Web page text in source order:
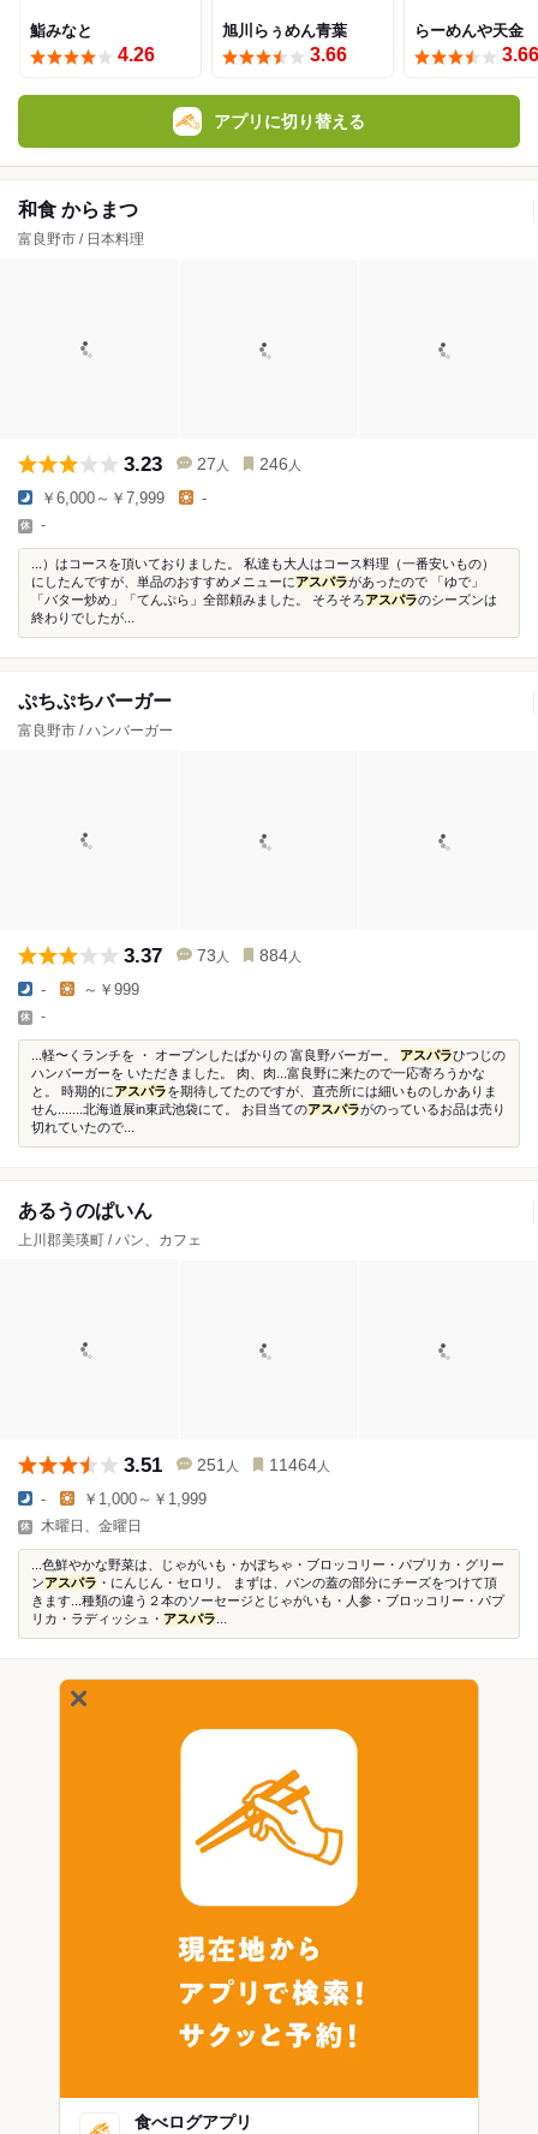
鮨みなと
4.26
旭川らぅめん青葉
3.66
らーめんや天金
3.66
アプリに切り替える
和食 からまつ
富良野市 / 日本料理
3.23 27 人 246 人
￥6,000～￥7,999 -
-
...）はコースを頂いておりました。 私達も大人はコース料理（一番安いもの）
にしたんですが、単品のおすすめメニューにアスパラがあったので 「ゆで」
「バター炒め」「てんぷら」全部頼みました。 そろそろアスパラのシーズンは
終わりでしたが...
ぷちぷちバーガー
富良野市 / ハンバーガー
3.37 73 人 884 人
- ～￥999
-
...軽〜くランチを ・ オープンしたばかりの 富良野バーガー。 アスパラひつじの
ハンバーガーを いただきました。 肉、肉...富良野に来たので一応寄ろうかな
と。 時期的にアスパラを期待してたのですが、直売所には細いものしかありま
せん.......北海道展in東武池袋にて。 お目当てのアスパラがのっているお品は売り
切れていたので...
あるうのぱいん
上川郡美瑛町 / パン、カフェ
3.51 251 人 11464 人
- ￥1,000～￥1,999
木曜日、金曜日
...色鮮やかな野菜は、じゃがいも・かぼちゃ・ブロッコリー・パプリカ・グリー
ンアスパラ ・にんじん・セロリ。 まずは、パンの蓋の部分にチーズをつけて頂
きます...種類の違う２本のソーセージとじゃがいも・人参・ブロッコリー・パプ
リカ・ラディッシュ・ アスパラ
食べログアプリ